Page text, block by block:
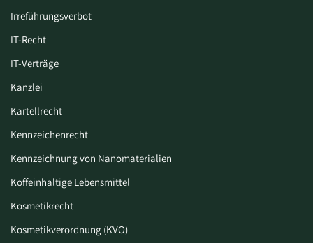
Irreführungsverbot
IT-Recht
IT-Verträge
Kanzlei
Kartellrecht
Kennzeichenrecht
Kennzeichnung von Nanomaterialien
Koffeinhaltige Lebensmittel
Kosmetikrecht
Kosmetikverordnung (KVO)